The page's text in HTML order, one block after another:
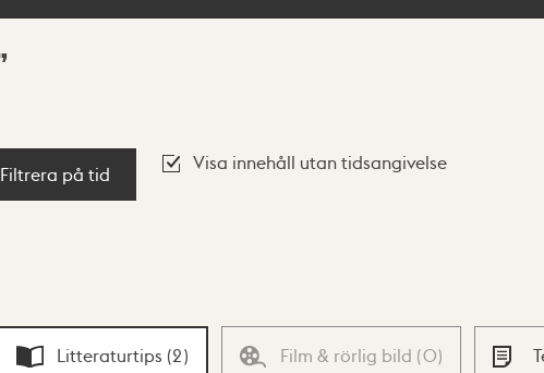
Filtrera på tid
Visa innehåll utan tidsangivelse
Litteraturtips (2) Film & rörlig bild (0)